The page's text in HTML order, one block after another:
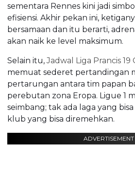
sementara Rennes kini jadi
efisiensi. Akhir pekan ini,
bersamaan dan itu berarti,
akan naik ke level maksimum.
Selain itu,Jadwal Liga Prancis
memuat sederet pertandingan
pertarungan antara tim papan
perebutan zona Eropa. Ligue 1
seimbang; tak ada laga yang
klub yang bisa diremehkan.
ADVERTISEMENT